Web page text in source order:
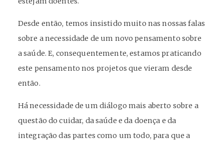
Desde então, temos insistido muito nas nossas falas
sobre a necessidade de um novo pensamento sobre
a saúde. E, consequentemente, estamos praticando
este pensamento nos projetos que vieram desde
então.
Há necessidade de um diálogo mais aberto sobre a
questão do cuidar, da saúde e da doença e da
integração das partes como um todo, para que a